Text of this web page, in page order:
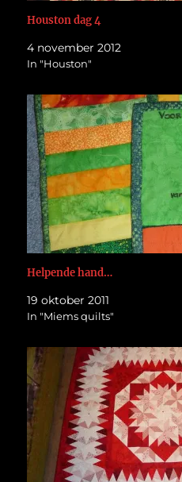
Houston dag 4
4 november 2012
In "Houston"
Helpende hand…
19 oktober 2011
In "Miems quilts"